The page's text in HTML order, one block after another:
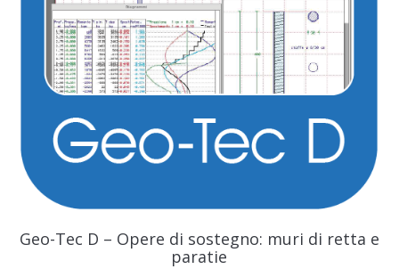
Geo-Tec D – Opere di sostegno: muri di retta e
paratie